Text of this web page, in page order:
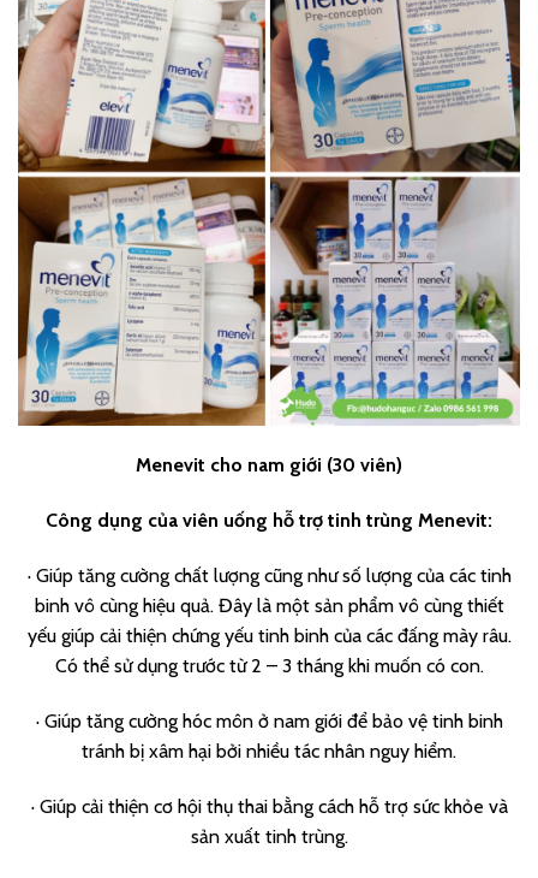
Menevit cho nam giới (30 viên)
Công dụng của viên uống hỗ trợ tinh trùng Menevit:
· Giúp tăng cường chất lượng cũng như số lượng của các tinh
binh vô cùng hiệu quả. Đây là một sản phẩm vô cùng thiết
yếu giúp cải thiện chứng yếu tinh binh của các đấng mày râu.
Có thể sử dụng trước từ 2 – 3 tháng khi muốn có con.
· Giúp tăng cường hóc môn ở nam giới để bảo vệ tinh binh
tránh bị xâm hại bởi nhiều tác nhân nguy hiểm.
· Giúp cải thiện cơ hội thụ thai bằng cách hỗ trợ sức khỏe và
sản xuất tinh trùng.